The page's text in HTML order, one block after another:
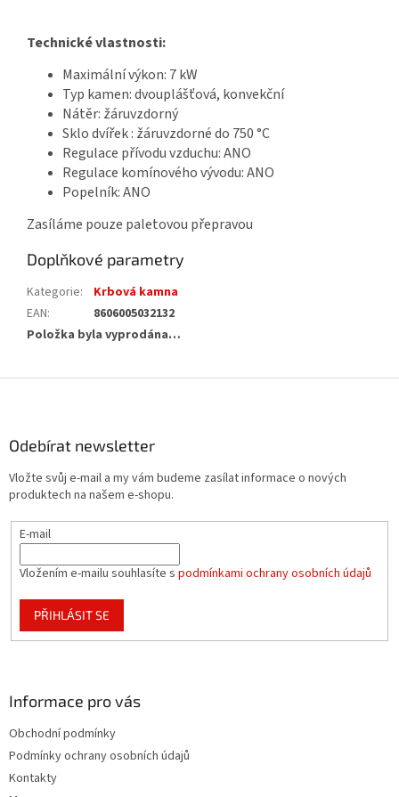
Technické vlastnosti:
Maximální výkon: 7 kW
Typ kamen: dvouplášťová, konvekční
Nátěr: žáruvzdorný
Sklo dvířek : žáruvzdorné do 750 °C
Regulace přívodu vzduchu: ANO
Regulace komínového vývodu: ANO
Popelník: ANO
Zasíláme pouze paletovou přepravou
Doplňkové parametry
Kategorie:
Krbová kamna
EAN:
8606005032132
Položka byla vyprodána…
Odebírat newsletter
Vložte svůj e-mail a my vám budeme zasílat informace o nových
produktech na našem e-shopu.
E-mail
Vložením e-mailu souhlasíte s podmínkami ochrany osobních údajů
PŘIHLÁSIT SE
Informace pro vás
Obchodní podmínky
Podmínky ochrany osobních údajů
Kontakty